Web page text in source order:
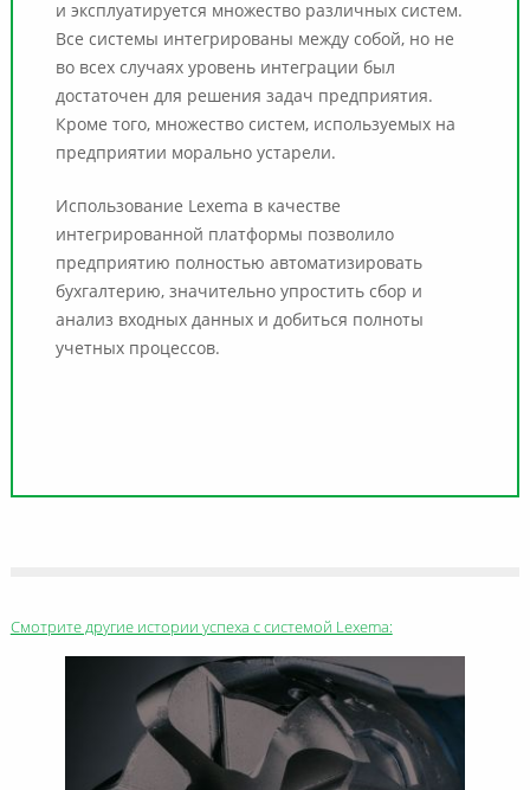
и эксплуатируется множество различных систем.
Все системы интегрированы между собой, но не
во всех случаях уровень интеграции был
достаточен для решения задач предприятия.
Кроме того, множество систем, используемых на
предприятии морально устарели.
Использование Lexema в качестве
интегрированной платформы позволило
предприятию полностью автоматизировать
бухгалтерию, значительно упростить сбор и
анализ входных данных и добиться полноты
учетных процессов.
Смотрите другие истории успеха с системой Lexema: